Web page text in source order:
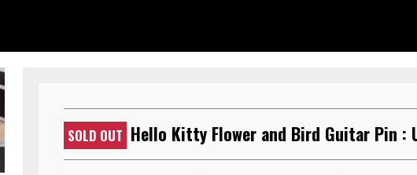
SOLD OUT Hello Kitty Flower and Bird Guitar Pin :